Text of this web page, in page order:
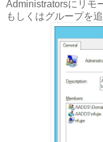
Administratorsにリモ
もしくはグループを